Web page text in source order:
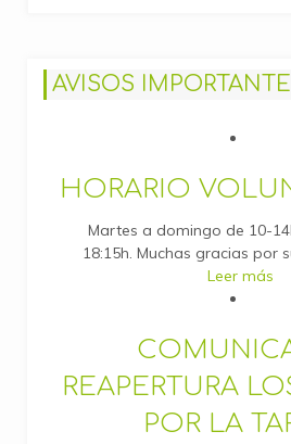
AVISOS
HORARIO
Martes a domingo de 10-
18:15h. Muchas gracias por
Leer más
REAPERTURA
POR LA